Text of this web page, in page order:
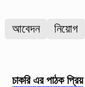
আবেদন নিয়োগ
চাকরি এর পাঠক প্রিয়